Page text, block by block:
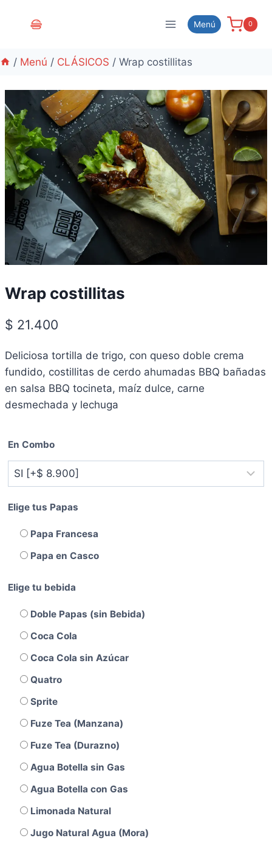
Menú 0
/ Menú / CLÁSICOS / Wrap costillitas
Wrap costillitas
$ 21.400
Deliciosa tortilla de trigo, con queso doble crema
fundido, costillitas de cerdo ahumadas BBQ bañadas
en salsa BBQ tocineta, maíz dulce, carne
desmechada y lechuga
En Combo
Elige tus Papas
Papa Francesa
Papa en Casco
Elige tu bebida
Doble Papas (sin Bebida)
Coca Cola
Coca Cola sin Azúcar
Quatro
Sprite
Fuze Tea (Manzana)
Fuze Tea (Durazno)
Agua Botella sin Gas
Agua Botella con Gas
Limonada Natural
Jugo Natural Agua (Mora)